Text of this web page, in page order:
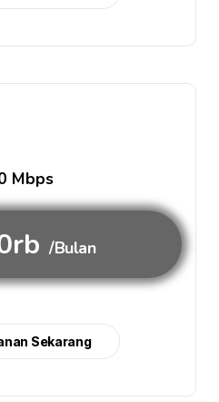
Mbps
/Bulan
Sekarang